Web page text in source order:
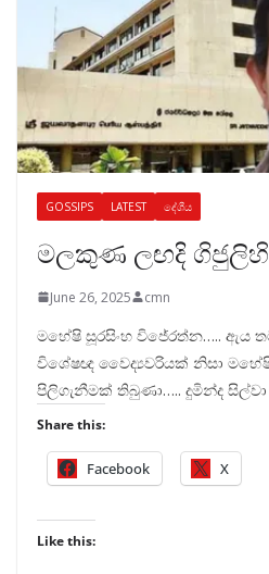
GOSSIPS LATEST දේශීය
මලකුණ ලඟදි
June 26, 2025 cmn
මහේෂි සූරසිංහ විජේරත්න….. ඇය
විශේෂඥ වෛද්‍යවරියක් නිසා
පිලිගැනීමක් තිබුණා….. දුමින්ද සිල්වා
Share this:
Facebook X
Like this: